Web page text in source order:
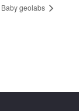
Baby geolabs